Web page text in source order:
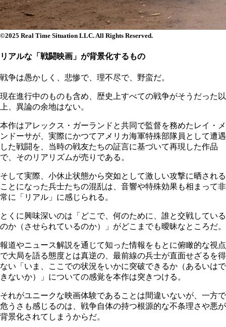
©2025 Real Time Situation LLC. All Rights Reserved.
リアルな「戦闘映画」が背景化するもの
戦争は愚かしく、悲惨で、理不尽で、野蛮だ。
現在進行中のものも含め、歴史上すべての戦争がそうだった以
上、異論の余地はない。
本作はアレックス・ガーランドと共同で監督を務めたレイ・メ
ンドーサが、実際にかつてアメリカ海軍特殊部隊員として遭遇
した戦闘を、当時の戦友たちの証言に基づいて再現した作品
で、そのリアリズムが売りである。
そして実際、小休止状態から突如として激しい攻撃に晒される
ことになった兵士たちの混乱は、音響や特殊効果も相まって非
常に「リアル」に感じられる。
とくに興味深いのは「どこで、何のために、誰と交戦している
のか（させられているのか）」がどこまでも曖昧なところだ。
報道やニュース解説を通じて知った情報をもとに俯瞰的な視点
で大局を語る態度とは真逆の、最前線の兵士が直面せざるを得
ない「いま、ここでの状況をいかに突破できるか（あるいはで
きないか）」についての感覚を本作は突きつける。
それがユニークな映画体験であることは間違いないが、一方で
危うさも感じるのは、戦争自体の持つ根源的な不条理さや悪が
背景化されてしまうからだ。